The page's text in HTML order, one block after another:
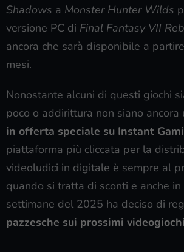
Shadows a Monster Hunter Wilds
versione PC di Final Fantasy VII
ancora che sarà disponibile a
mesi.
Nonostante alcuni di questi giochi
poco o addirittura non siano ancora
in offerta speciale su Instant
piattaforma più cliccata per la
videoludici in digitale è sempre al
quando si tratta di sconti e anche
settimane del 2025 ha deciso di
pazzesche sui prossimi